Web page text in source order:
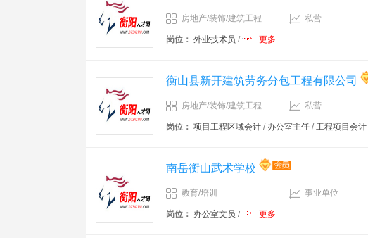
房地产/装饰/建筑工程 私营
岗位： 外业技术员 / 更多
衡山县新开建筑劳务分包工程有限公司
房地产/装饰/建筑工程 私营
岗位： 项目工程区域会计 / 办公室主任 /工程项目会计
南岳衡山武术学校
教育/培训 事业单位
岗位： 办公室文员 / 更多